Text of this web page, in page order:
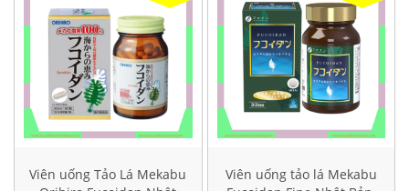
Viên uống Tảo Lá Mekabu
Viên uống tảo lá Mekabu